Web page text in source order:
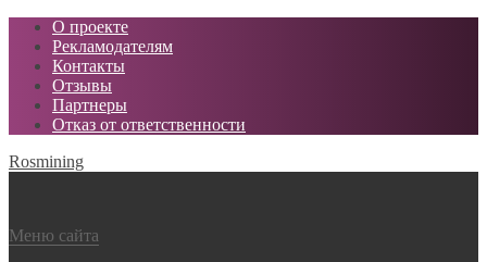
О проекте
Рекламодателям
Контакты
Отзывы
Партнеры
Отказ от ответственности
Rosmining
Меню сайта